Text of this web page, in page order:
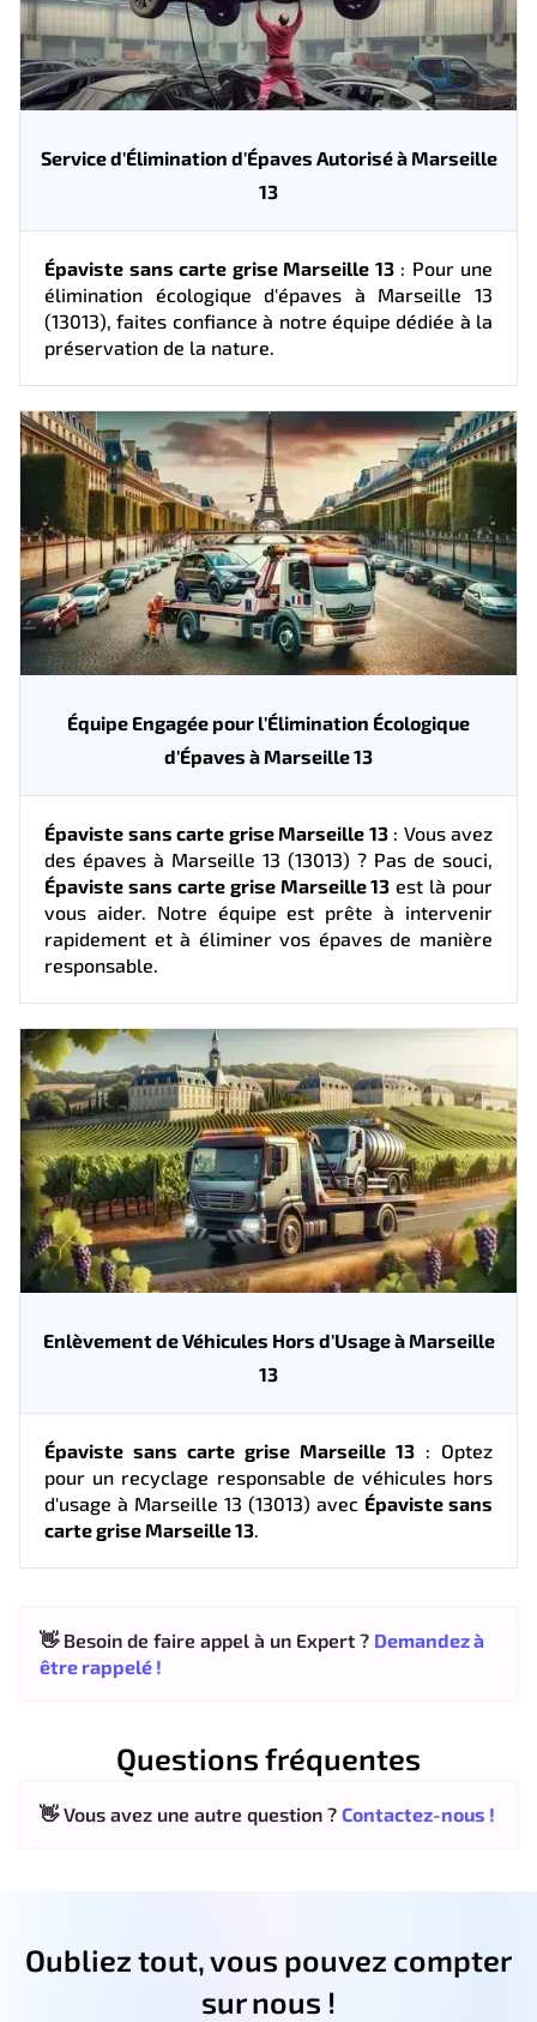
Service d'Élimination d'Épaves Autorisé à Marseille
13
Épaviste sans carte grise Marseille 13: Pour une
élimination écologique d'épaves à Marseille 13
(13013), faites confiance à notre équipe dédiée à la
préservation de la nature.
Équipe Engagée pour l'Élimination Écologique
d'Épaves à Marseille 13
Épaviste sans carte grise Marseille 13: Vous avez
des épaves à Marseille 13 (13013) ? Pas de souci,
Épaviste sans carte grise Marseille 13 est là pour
vous aider. Notre équipe est prête à intervenir
rapidement et à éliminer vos épaves de manière
responsable.
Enlèvement de Véhicules Hors d'Usage à Marseille
13
Épaviste sans carte grise Marseille 13 : Optez
pour un recyclage responsable de véhicules hors
d'usage à Marseille 13 (13013) avec Épaviste sans
carte grise Marseille 13.
👋 Besoin de faire appel à un Expert ? Demandez à
être rappelé !
Questions fréquentes
👋 Vous avez une autre question ? Contactez-nous !
Oubliez tout, vous pouvez compter
sur nous !